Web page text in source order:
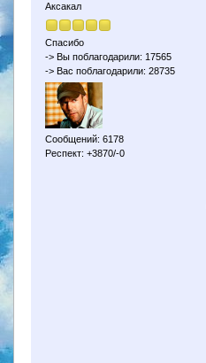
Аксакал
Спасибо
-> Вы поблагодарили: 17565
-> Вас поблагодарили: 28735
Сообщений: 6178
Респект: +3870/-0